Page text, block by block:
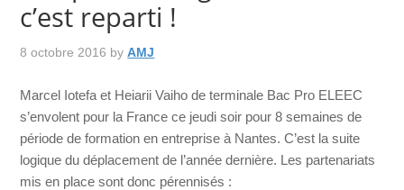
c’est reparti !
8 octobre 2016 byAMJ
Marcel Iotefa et Heiarii Vaiho de terminale Bac Pro ELEEC
s’envolent pour la France ce jeudi soir pour 8 semaines de
période de formation en entreprise à Nantes. C’est la suite
logique du déplacement de l’année dernière. Les partenariats
mis en place sont donc pérennisés :